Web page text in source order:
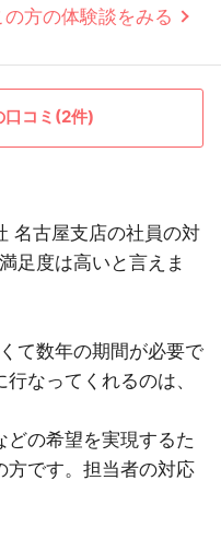
の方の体験談をみる
口コミ(2件)
名古屋支店の社員の対
足度は高いと言えま
て数年の期間が必要で
なってくれるのは、
の希望を実現するた
方です。担当者の対応